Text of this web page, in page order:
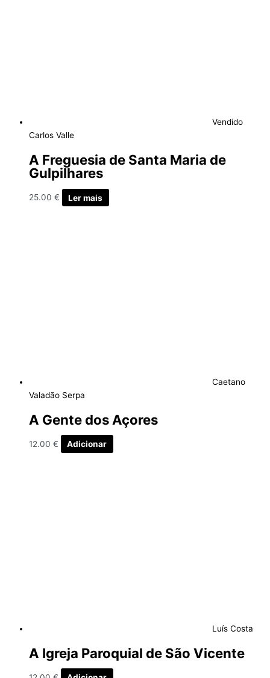
Vendido
Carlos Valle
A Freguesia de Santa Maria de
Gulpilhares
25.00 € Ler mais
Caetano
Valadão Serpa
A Gente dos Açores
12.00 € Adicionar
Luís Costa
A Igreja Paroquial de São Vicente